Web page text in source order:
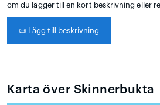
om du lägger till en kort beskrivning eller
📜 Lägg till beskrivning
Karta över Skinnerbukta